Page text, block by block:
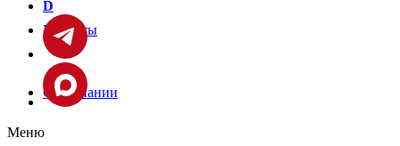
Проекты
О компании
D
Меню